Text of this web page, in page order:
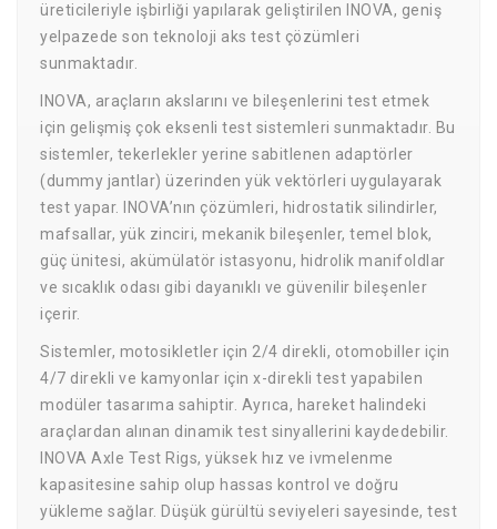
üreticileriyle işbirliği yapılarak geliştirilen INOVA, geniş
yelpazede son teknoloji aks test çözümleri
sunmaktadır.
INOVA, araçların akslarını ve bileşenlerini test etmek
için gelişmiş çok eksenli test sistemleri sunmaktadır. Bu
sistemler, tekerlekler yerine sabitlenen adaptörler
(dummy jantlar) üzerinden yük vektörleri uygulayarak
test yapar. INOVA’nın çözümleri, hidrostatik silindirler,
mafsallar, yük zinciri, mekanik bileşenler, temel blok,
güç ünitesi, akümülatör istasyonu, hidrolik manifoldlar
ve sıcaklık odası gibi dayanıklı ve güvenilir bileşenler
içerir.
Sistemler, motosikletler için 2/4 direkli, otomobiller için
4/7 direkli ve kamyonlar için x-direkli test yapabilen
modüler tasarıma sahiptir. Ayrıca, hareket halindeki
araçlardan alınan dinamik test sinyallerini kaydedebilir.
INOVA Axle Test Rigs, yüksek hız ve ivmelenme
kapasitesine sahip olup hassas kontrol ve doğru
yükleme sağlar. Düşük gürültü seviyeleri sayesinde, test